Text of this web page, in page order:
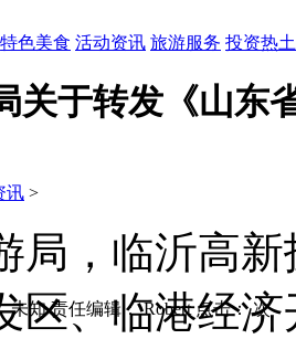
特色美食 活动资讯 旅游服务 投资热土
关于转发《山东
讯 >
未知 责任编辑： Robert 点击： 次
局，临沂高
区、临港经